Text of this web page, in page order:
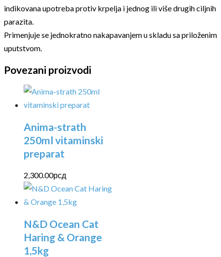
indikovana upotreba protiv krpelja i jednog ili više drugih ciljnih
parazita.
Primenjuje se jednokratno nakapavanjem u skladu sa priloženim
uputstvom.
Povezani proizvodi
Anima-strath
250ml vitaminski
preparat
2,300.00рсд
N&D Ocean Cat
Haring & Orange
1,5kg